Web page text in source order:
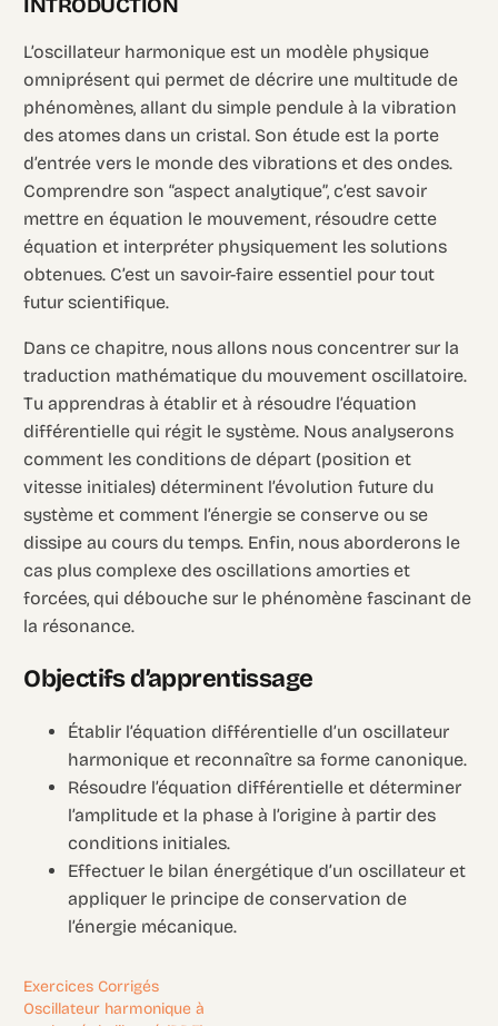
INTRODUCTION
L’oscillateur harmonique est un modèle physique
omniprésent qui permet de décrire une multitude de
phénomènes, allant du simple pendule à la vibration
des atomes dans un cristal. Son étude est la porte
d’entrée vers le monde des vibrations et des ondes.
Comprendre son “aspect analytique”, c’est savoir
mettre en équation le mouvement, résoudre cette
équation et interpréter physiquement les solutions
obtenues. C’est un savoir-faire essentiel pour tout
futur scientifique.
Dans ce chapitre, nous allons nous concentrer sur la
traduction mathématique du mouvement oscillatoire.
Tu apprendras à établir et à résoudre l’équation
différentielle qui régit le système. Nous analyserons
comment les conditions de départ (position et
vitesse initiales) déterminent l’évolution future du
système et comment l’énergie se conserve ou se
dissipe au cours du temps. Enfin, nous aborderons le
cas plus complexe des oscillations amorties et
forcées, qui débouche sur le phénomène fascinant de
la résonance.
Objectifs d’apprentissage
Établir l’équation différentielle d’un oscillateur
harmonique et reconnaître sa forme canonique.
Résoudre l’équation différentielle et déterminer
l’amplitude et la phase à l’origine à partir des
conditions initiales.
Effectuer le bilan énergétique d’un oscillateur et
appliquer le principe de conservation de
l’énergie mécanique.
Exercices Corrigés
Oscillateur harmonique à